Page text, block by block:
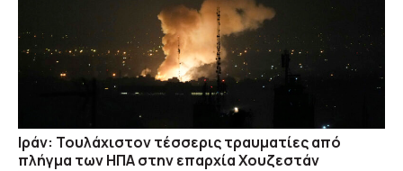
Ιράν: Τουλάχιστον τέσσερις τραυματίες από
πλήγμα των ΗΠΑ στην επαρχία Χουζεστάν